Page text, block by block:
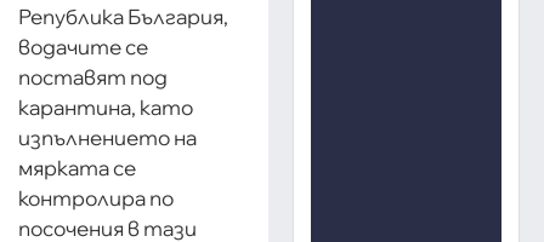
Република България,
водачите се
поставят под
карантина, като
изпълнението на
мярката се
контролира по
посочения в тази